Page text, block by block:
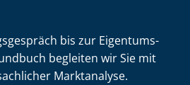
bis zur Ei­gen­tums­
begleiten wir Sie mit
Marktanalyse.